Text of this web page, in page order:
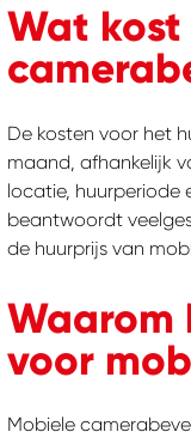
Wat
De kosten voor het
maand, afhankelijk
locatie, huurperiode
beantwoordt
de huurprijs van
Waarom
voor
Mobiele